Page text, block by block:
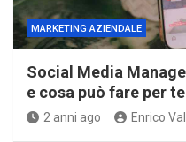
MARKETING AZIENDALE
Social Media
e cosa può fare per te
2 anni ago Enrico